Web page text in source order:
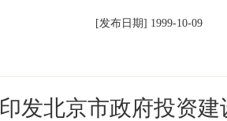
[发布日期] 1999-10-09
发北京市政府投资